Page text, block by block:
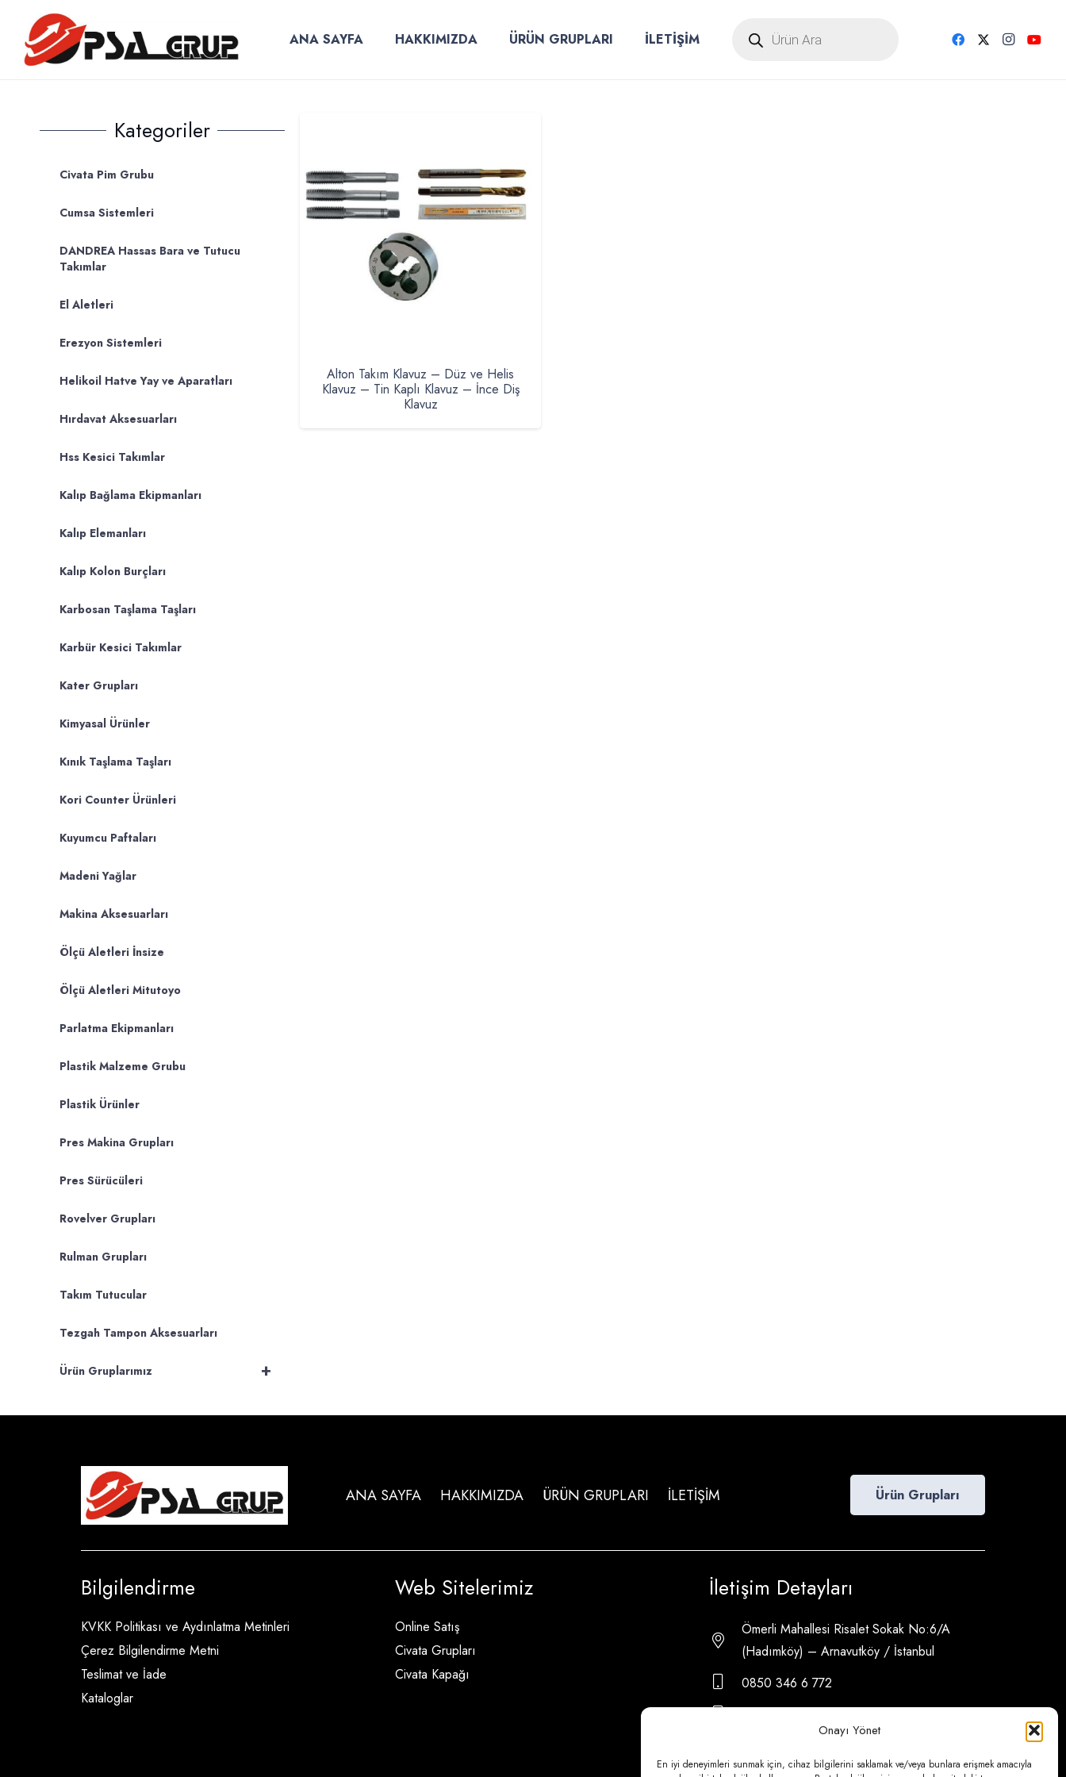
Onayı Yönet
En iyi deneyimleri sunmak için, cihaz bilgilerini saklamak ve/veya bunlara erişmek amacıyla
ANA SAYFA HAKKIMIZDA ÜRÜN GRUPLARI İLETİŞİM search
Kategoriler
Civata Pim Grubu
Cumsa Sistemleri
DANDREA Hassas Bara ve Tutucu
Takımlar
El Aletleri
Erezyon Sistemleri
Helikoil Hatve Yay ve Aparatları
Hırdavat Aksesuarları
Hss Kesici Takımlar
Kalıp Bağlama Ekipmanları
Kalıp Elemanları
Kalıp Kolon Burçları
Karbosan Taşlama Taşları
Karbür Kesici Takımlar
Kater Grupları
Kimyasal Ürünler
Kınık Taşlama Taşları
Kori Counter Ürünleri
Kuyumcu Paftaları
Madeni Yağlar
Makina Aksesuarları
Ölçü Aletleri İnsize
Ölçü Aletleri Mitutoyo
Parlatma Ekipmanları
Plastik Malzeme Grubu
Plastik Ürünler
Pres Makina Grupları
Pres Sürücüleri
Rovelver Grupları
Rulman Grupları
Takım Tutucular
Tezgah Tampon Aksesuarları
+
Ürün Gruplarımız
Alton Takım Klavuz – Düz ve Helis
Klavuz – Tin Kaplı Klavuz – İnce Diş
Klavuz
ANA SAYFA HAKKIMIZDA ÜRÜN GRUPLARI İLETİŞİM Ürün Grupları
Bilgilendirme
KVKK Politikası ve Aydınlatma Metinleri
Çerez Bilgilendirme Metni
Teslimat ve İade
Kataloglar
Web Sitelerimiz
Online Satış
Civata Grupları
Civata Kapağı
İletişim Detayları
Ömerli Mahallesi Risalet Sokak No:6/A
(Hadımköy) – Arnavutköy / İstanbul
0850 346 6 772